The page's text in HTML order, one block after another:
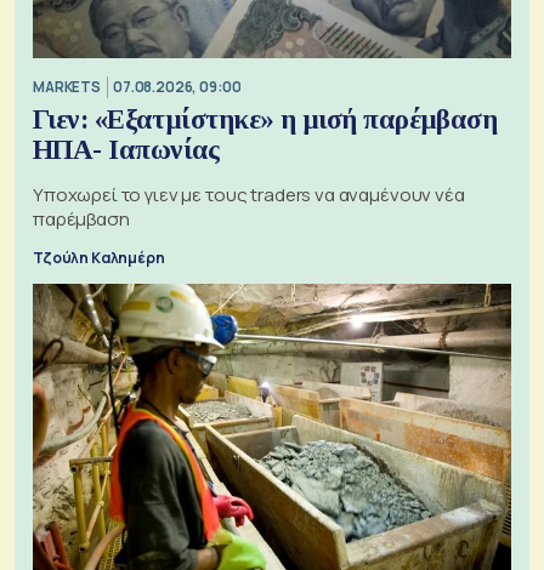
MARKETS 07.08.2026, 09:00
Γιεν: «Εξατμίστηκε» η μισή παρέμβαση
ΗΠΑ- Ιαπωνίας
Υποχωρεί το γιεν με τους traders να αναμένουν νέα
παρέμβαση
Τζούλη Καλημέρη